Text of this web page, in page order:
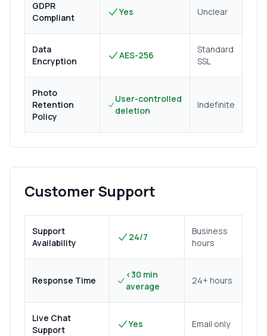
GDPR
Compliant
Yes Unclear
Data
Encryption
AES-256
Standard
SSL
Photo
Retention
Policy
User-controlled
deletion
Indefinite
Customer Support
Support
Availability
24/7
Business
hours
Response Time
<30 min
average
24+ hours
Live Chat
Support
Yes Email only